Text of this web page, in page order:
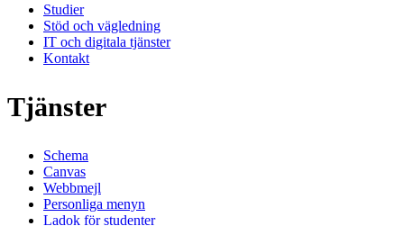
Studier
Stöd och vägledning
IT och digitala tjänster
Kontakt
Tjänster
Schema
Canvas
Webbmejl
Personliga menyn
Ladok för studenter